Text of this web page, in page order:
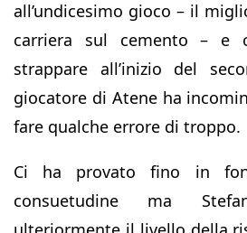
all’undicesimo gioco – il
carriera sul cemento – e
strappare all’inizio del
giocatore di Atene ha
fare qualche errore di troppo.
Ci ha provato fino in
consuetudine ma